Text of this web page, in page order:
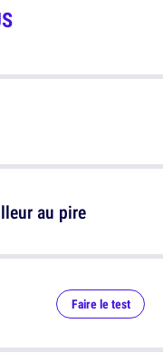
au pire
Faire le test